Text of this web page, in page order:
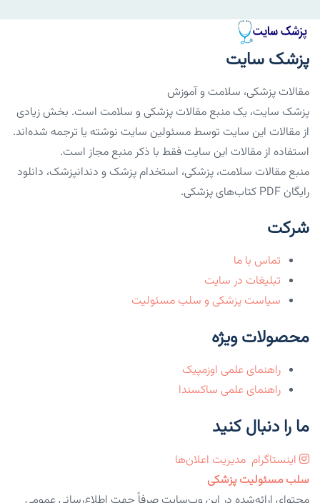
پزشک سایت
مقالات پزشکی، سلامت و آموزش
پزشک سایت، یک منبع مقالات پزشکی و سلامت است. بخش زیادی
از مقالات این سایت توسط مسئولین سایت نوشته یا ترجمه شده‌اند.
استفاده از مقالات این سایت فقط با ذکر منبع مجاز است.
منبع مقالات سلامت، پزشکی، استخدام پزشک و دندانپزشک، دانلود
رایگان PDF کتاب‌های پزشکی.
شرکت
تماس با ما
تبلیغات در سایت
سیاست پزشکی و سلب مسئولیت
محصولات ویژه
راهنمای علمی اوزمپیک
راهنمای علمی ساکسندا
ما را دنبال کنید
اینستاگرام مدیریت اعلان‌ها
سلب مسئولیت پزشکی